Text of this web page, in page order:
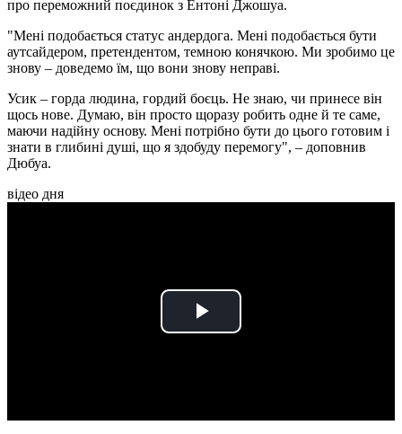
про переможний поєдинок з Ентоні Джошуа.
"Мені подобається статус андердога. Мені подобається бути
аутсайдером, претендентом, темною конячкою. Ми зробимо це
знову – доведемо їм, що вони знову неправі.
Усик – горда людина, гордий боєць. Не знаю, чи принесе він
щось нове. Думаю, він просто щоразу робить одне й те саме,
маючи надійну основу. Мені потрібно бути до цього готовим і
знати в глибині душі, що я здобуду перемогу", – доповнив
Дюбуа.
відео дня
Play